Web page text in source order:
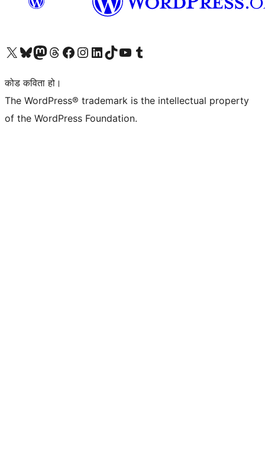
हाम्रो X (पहिले ट्विटर) खातामा जानुहोस्
हाम्रो Bluesky खाता भ्रमण गर्नुहोस्
हाम्रो म्यास्टोडन खाता भ्रमण गर्नुहोस्
हाम्रो थ्रेड्स खातामा जानुहोस्
हाम्रो फेसबुक पेजमा जानुहोस्
हाम्रो इन्स्टाग्राम खातामा जानुहोस्
हाम्रो लिङ्क्डइन खातामा जानुहोस्
हाम्रो TikTok खाता भ्रमण गर्नुहोस्
हाम्रो युट्युब च्यानलमा जानुहोस्
हाम्रो टम्बलर खाता भ्रमण गर्नुहोस्
कोड कविता हो।
The WordPress® trademark is the intellectual property
of the WordPress Foundation.